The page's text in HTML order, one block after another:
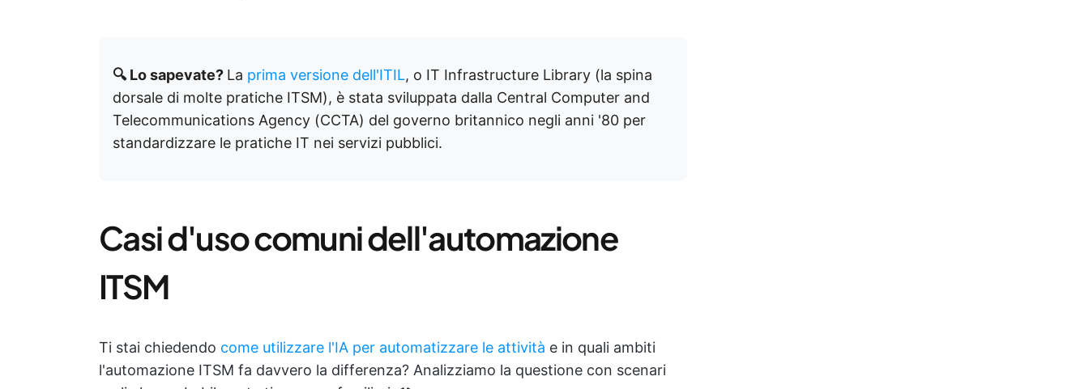
🔍 Lo sapevate? La prima versione dell'ITIL, o IT Infrastructure Library (la spina
dorsale di molte pratiche ITSM), è stata sviluppata dalla Central Computer and
Telecommunications Agency (CCTA) del governo britannico negli anni '80 per
standardizzare le pratiche IT nei servizi pubblici.
Casi d'uso comuni dell'automazione
ITSM
Ti stai chiedendo come utilizzare l'IA per automatizzare le attività e in quali ambiti
l'automazione ITSM fa davvero la differenza? Analizziamo la questione con scenari